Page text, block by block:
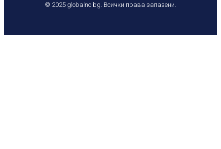
© 2025 globalno.bg. Всички права запазени.